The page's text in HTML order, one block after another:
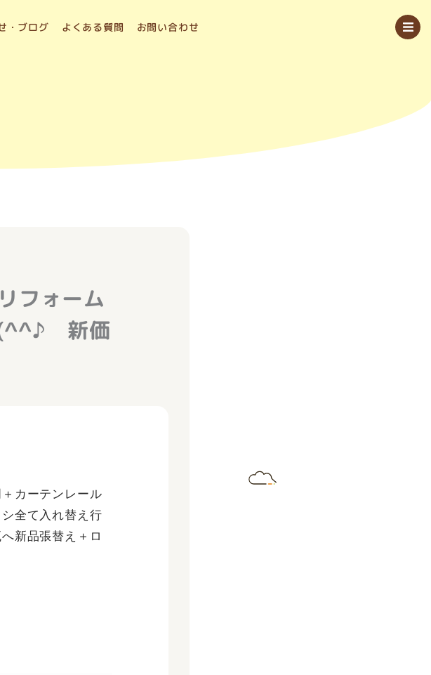
・ブログ よくある質問 お問い合わせ
フォーム
(^^♪ 新価
カーテンレール
全て入れ替え行
新品張替え＋ロ